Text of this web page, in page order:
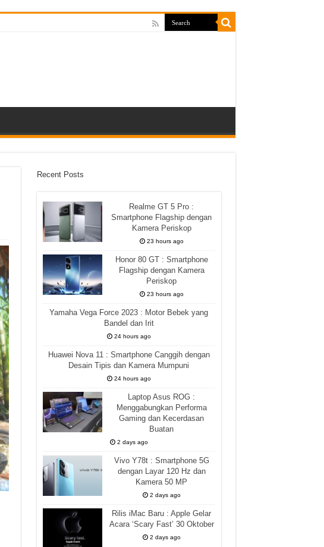
Recent Posts
Realme GT 5 Pro :
Smartphone Flagship dengan
Kamera Periskop
23 hours ago
Honor 80 GT : Smartphone
Flagship dengan Kamera
Periskop
23 hours ago
Yamaha Vega Force 2023 : Motor Bebek yang
Bandel dan Irit
24 hours ago
Huawei Nova 11 : Smartphone Canggih dengan
Desain Tipis dan Kamera Mumpuni
24 hours ago
Laptop Asus ROG :
Menggabungkan Performa
Gaming dan Kecerdasan
Buatan
2 days ago
Vivo Y78t : Smartphone 5G
dengan Layar 120 Hz dan
Kamera 50 MP
2 days ago
Rilis iMac Baru : Apple Gelar
Acara ‘Scary Fast’ 30 Oktober
2 days ago